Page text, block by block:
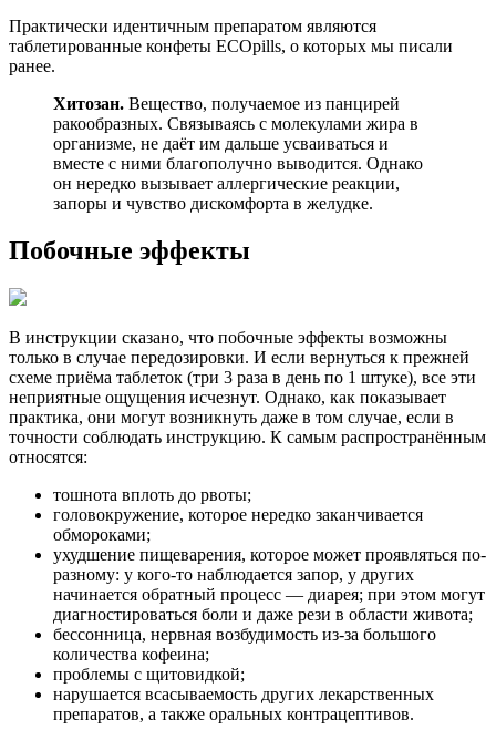
Практически идентичным препаратом являются
таблетированные конфеты ECOpills, о которых мы писали
ранее.
Хитозан. Вещество, получаемое из панцирей
ракообразных. Связываясь с молекулами жира в
организме, не даёт им дальше усваиваться и
вместе с ними благополучно выводится. Однако
он нередко вызывает аллергические реакции,
запоры и чувство дискомфорта в желудке.
Побочные эффекты
В инструкции сказано, что побочные эффекты возможны
только в случае передозировки. И если вернуться к прежней
схеме приёма таблеток (три 3 раза в день по 1 штуке), все эти
неприятные ощущения исчезнут. Однако, как показывает
практика, они могут возникнуть даже в том случае, если в
точности соблюдать инструкцию. К самым распространённым
относятся:
тошнота вплоть до рвоты;
головокружение, которое нередко заканчивается
обмороками;
ухудшение пищеварения, которое может проявляться по-
разному: у кого-то наблюдается запор, у других
начинается обратный процесс — диарея; при этом могут
диагностироваться боли и даже рези в области живота;
бессонница, нервная возбудимость из-за большого
количества кофеина;
проблемы с щитовидкой;
нарушается всасываемость других лекарственных
препаратов, а также оральных контрацептивов.